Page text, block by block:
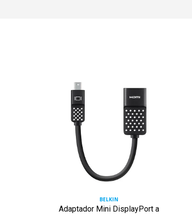
BELKIN
Adaptador Mini DisplayPort a